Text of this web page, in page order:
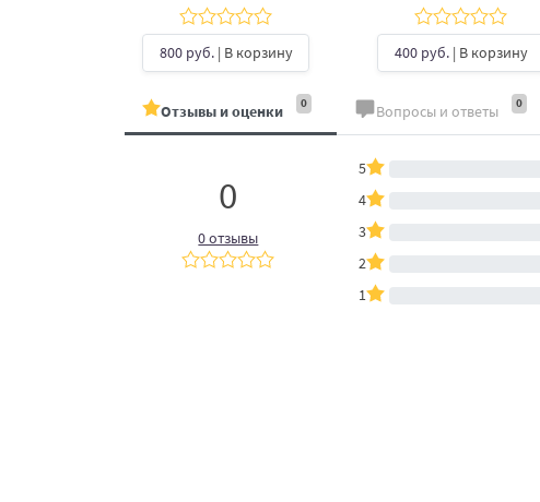
800 руб.| В корзину 400 руб.| В корзину
Отзывы и оценки 0 Вопросы и ответы 0
0
0 отзывы
5
4
3
2
1